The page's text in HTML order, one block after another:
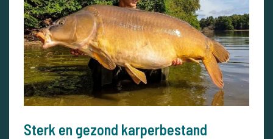
Sterk en gezond karperbestand